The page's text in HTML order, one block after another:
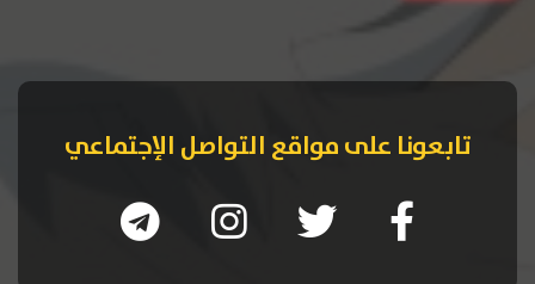
تابعونا على مواقع التواصل الإجتماعي